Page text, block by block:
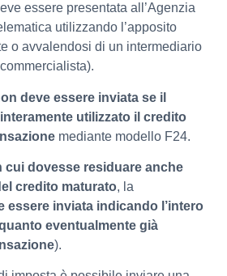
essere presentata all’Agenzia
utilizzando l’apposito
o avvalendosi di un intermediario
deve essere inviata se il
utilizzato il credito
mediante modello F24.
cui dovesse residuare anche
credito maturato, la
essere inviata indicando l’intero
eventualmente già
).